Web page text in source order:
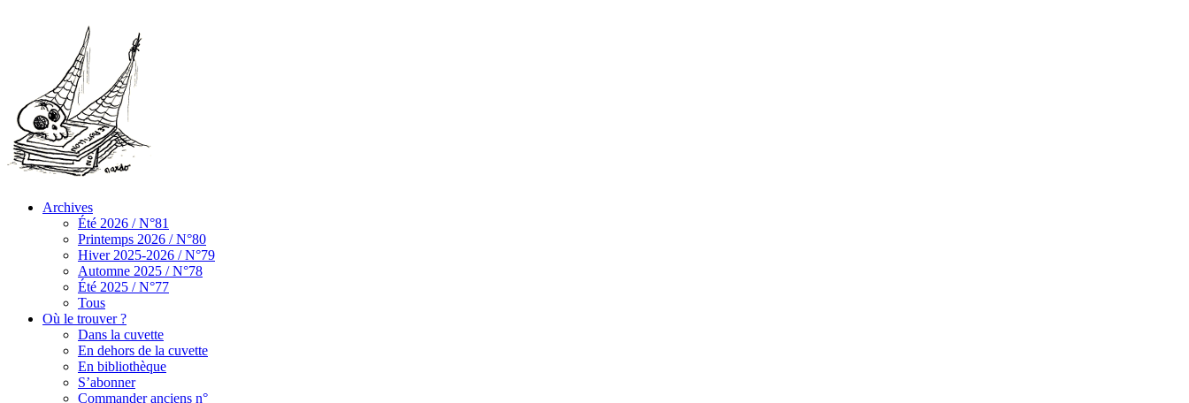
Archives
Été 2026 / N°81
Printemps 2026 / N°80
Hiver 2025-2026 / N°79
Automne 2025 / N°78
Été 2025 / N°77
Tous
Où le trouver ?
Dans la cuvette
En dehors de la cuvette
En bibliothèque
S’abonner
Commander anciens n°